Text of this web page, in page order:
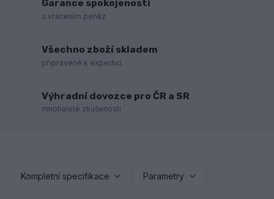
Garance spokojenosti
s vrácením peněz
Všechno zboží skladem
připravené k expedici
Výhradní dovozce pro ČR a SR
mnohaleté zkušenosti
Kompletní specifikace Parametry